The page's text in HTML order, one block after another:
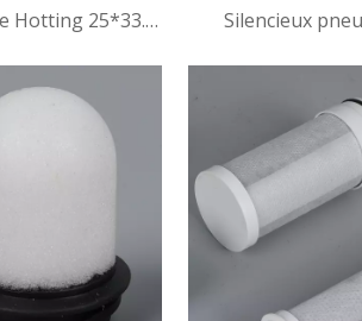
Hotting 25*33.9
Silencieux